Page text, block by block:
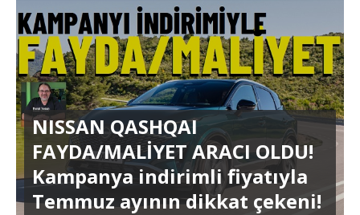
NISSAN QASHQAI
FAYDA/MALİYET ARACI OLDU!
Kampanya indirimli fiyatıyla
Temmuz ayının dikkat çekeni!